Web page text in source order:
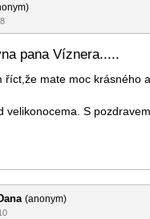
pana Víznera.....
říct,že mate moc krásného
velikonocema. S
(anonym)